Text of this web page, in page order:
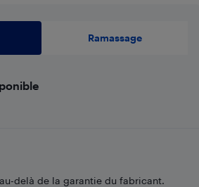
Ramassage
delà de la garantie du fabricant.